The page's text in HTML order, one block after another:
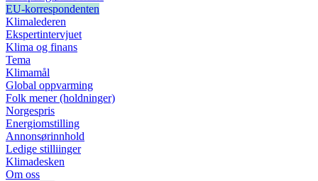
EU-korrespondenten
Klimalederen
Ekspertintervjuet
Klima og finans
Tema
Klimamål
Global oppvarming
Folk mener (holdninger)
Norgespris
Energiomstilling
Annonsørinnhold
Ledige stilliinger
Klimadesken
Om oss